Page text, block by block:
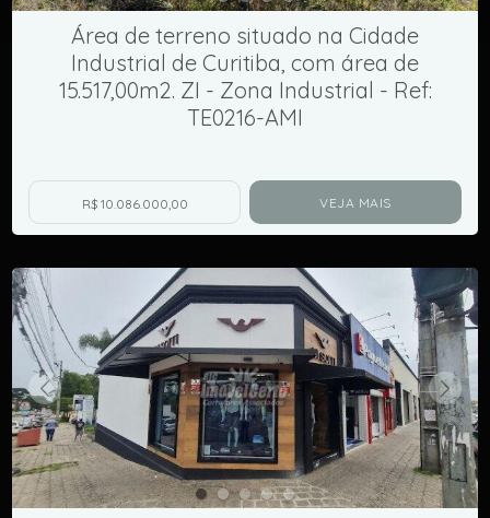
Área de terreno situado na Cidade
Industrial de Curitiba, com área de
15.517,00m2. ZI - Zona Industrial - Ref:
TE0216-AMI
R$ 10.086.000,00 VEJA MAIS